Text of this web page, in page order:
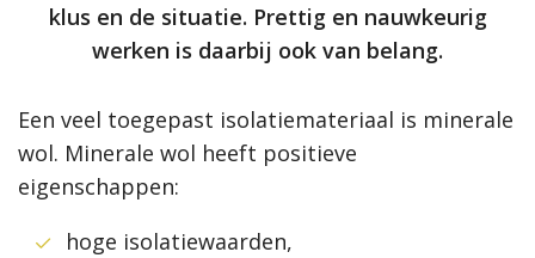
klus en de situatie. Prettig en nauwkeurig
werken is daarbij ook van belang.
Een veel toegepast isolatiemateriaal is minerale
wol. Minerale wol heeft positieve
eigenschappen:
hoge isolatiewaarden,